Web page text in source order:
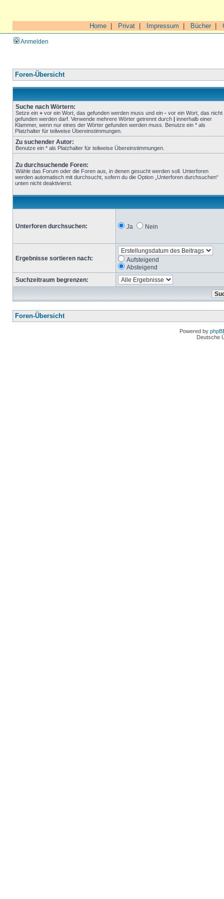
Home Privat Impressum Bücher|
Anmelden
Foren-Übersicht
Suche nach Wörtern:
Setze ein + vor ein Wort, das gefunden werden muss und ein - vor ein Wort, das nicht
gefunden werden darf. Verwende mehrere Wörter getrennt durch | innerhalb einer
Klammer, wenn nur eines der Wörter gefunden werden muss. Benutze ein * als
Platzhalter für teilweise Übereinstimmungen.
Zu suchender Autor:
Benutze ein * als Platzhalter für teilweise Übereinstimmungen.
Zu durchsuchende Foren:
Wähle das Forum oder die Foren aus, in denen gesucht werden soll. Unterforen
werden automatisch mit durchsucht, sofern du die Option „Unterforen durchsuchen“
unten nicht deaktivierst.
Unterforen durchsuchen: Ja Nein
Ergebnisse sortieren nach:
Aufsteigend
Absteigend
Suchzeitraum begrenzen:
Foren-Übersicht
Powered by
Deutsche